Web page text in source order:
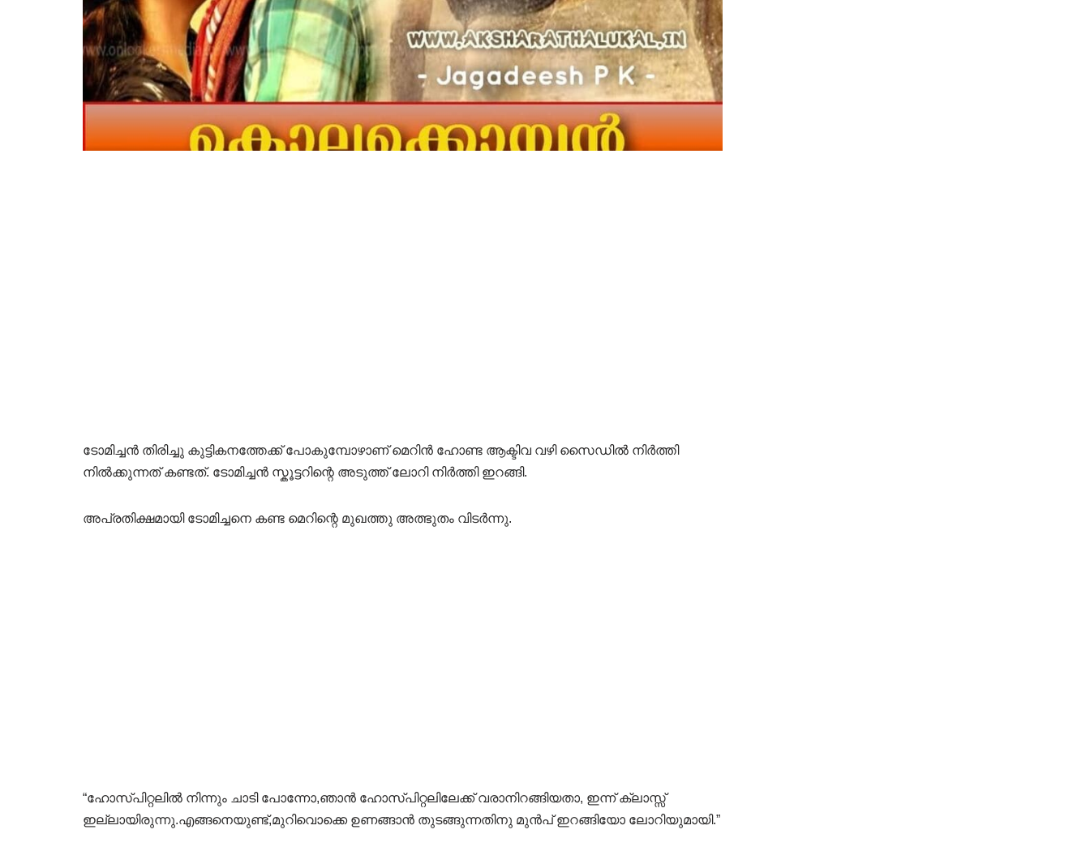
ടോമിച്ചൻ തിരിച്ചു കുട്ടികനത്തേക്ക് പോകുമ്പോഴാണ് മെറിൻ ഹോണ്ട ആക്ടിവ വഴി സൈഡിൽ നിർത്തി
നിൽക്കുന്നത് കണ്ടത്. ടോമിച്ചൻ സ്കൂട്ടറിന്റെ അടുത്ത് ലോറി നിർത്തി ഇറങ്ങി.
അപ്രതിക്ഷമായി ടോമിച്ചനെ കണ്ട മെറിന്റെ മുഖത്തു അത്ഭുതം വിടർന്നു.
“ഹോസ്പിറ്റലിൽ നിന്നും ചാടി പോന്നോ,ഞാൻ ഹോസ്പിറ്റലിലേക്ക് വരാനിറങ്ങിയതാ, ഇന്ന് ക്ലാസ്സ്‌
ഇല്ലായിരുന്നു.എങ്ങനെയുണ്ട്,മുറിവൊക്കെ ഉണങ്ങാൻ തുടങ്ങുന്നതിനു മുൻപ് ഇറങ്ങിയോ ലോറിയുമായി.”